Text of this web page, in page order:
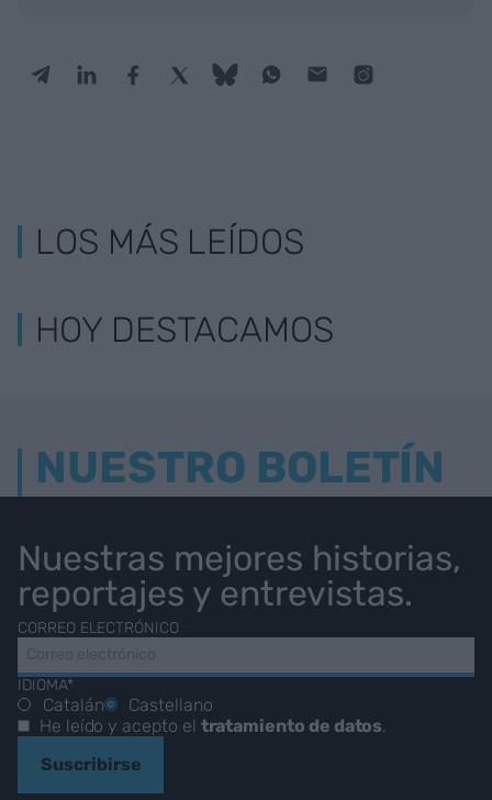
LOS MÁS LEÍDOS
HOY DESTACAMOS
NUESTRO BOLETÍN
Nuestras mejores historias,
reportajes y entrevistas.
CORREO ELECTRÓNICO
IDIOMA*
Catalán
Castellano
He leído y acepto el tratamiento de datos.
Suscribirse